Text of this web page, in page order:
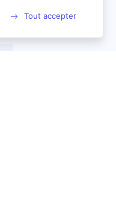
Tout accepter